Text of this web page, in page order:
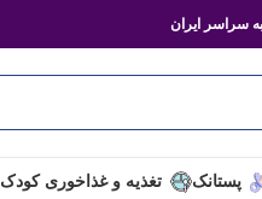
سراسر ایران
پستانک تغذیه و غذاخوری کودک